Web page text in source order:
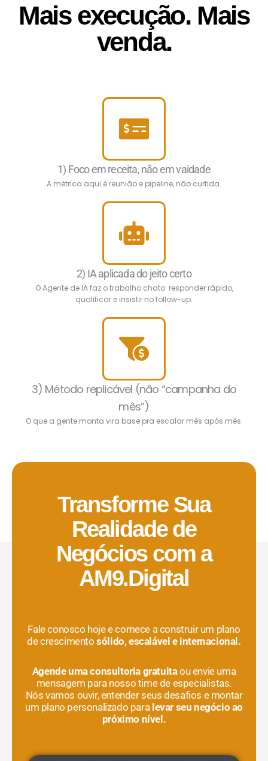
Mais execução. Mais
venda.
1) Foco em receita, não em vaidade
A métrica aqui é reunião e pipeline, não curtida.
2) IA aplicada do jeito certo
O Agente de IA faz o trabalho chato: responder rápido,
qualificar e insistir no follow-up.
3) Método replicável (não “campanha do
mês”)
O que a gente monta vira base pra escalar mês após mês.
Transforme Sua
Realidade de
Negócios com a
AM9.Digital
Fale conosco hoje e comece a construir um plano
de crescimentosólido, escalável e internacional.
Agende uma consultoria gratuitaou envie uma
mensagem para nosso time de especialistas.
Nós vamos ouvir, entender seus desafios e montar
um plano personalizado para levar seu negócio ao
próximo nível.